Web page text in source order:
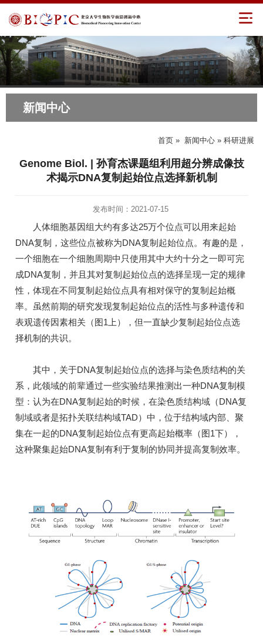
新闻中心
首页 » 新闻中心 » 科研进展
Genome Biol. | 孙育杰课题组利用超分辨成像技
术揭示DNA复制起始位点选择新机制
发布时间：2021-07-15
人体细胞基因组大约有多达25万个位点可以用来起始
DNA复制，这些位点被称为DNA复制起始位点。有趣的是，
一个细胞在一个细胞周期中只使用其中大约十分之一即可完
成DNA复制，并且其对复制起始位点的选择呈现一定的规律
性，体现在不同复制起始位点具有相对保守的复制起始概
率。虽然前期的研究发现复制起始位点的活性与多种遗传和
表观遗传因素相关（图1上），但一直缺少复制起始位点选
择机制的共识。
其中，关于DNA复制起始位点的选择与染色质结构的关
系，此领域的前辈通过一些实验结果推测出一种DNA复制模
型：认为在DNA复制起始的时候，在染色质结构域（DNA复
制域或者是拓扑关联结构域TAD）中，位于结构域内部、聚
集在一起的DNA复制起始位点有更高起始概率（图1下），
这种聚集起始DNA复制有利于复制的协同并提高复制效率。